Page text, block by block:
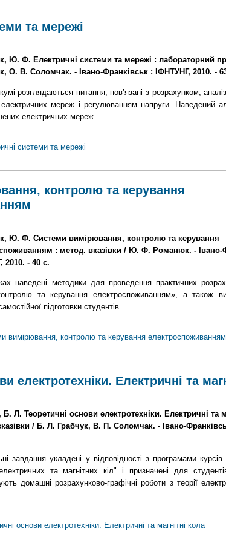
та мережі
Ю. Ф. Електричні системи та мережі : лабораторний
О. В. Соломчак. - Івано-Франківськ : ІФНТУНГ, 2010. -
розглядаються питання, пов’язані з розрахунком,
мереж і регулюванням напруги. Наведений
електричних мереж.
системи та мережі
контролю та керування
Ю. Ф. Системи вимірювання, контролю та керування
: метод. вказівки / Ю. Ф. Романюк. - Івано-
2010. - 40 с.
наведені методики для проведення практичних
та керування електроспоживанням», а також
підготовки студентів.
вимірювання, контролю та керування електроспоживанням
електротехніки. Електричні та
Б. Л. Теоретичні основи електротехніки. Електричні та
/ Б. Л. Грабчук, В. П. Соломчак. - Івано-
завдання укладені у відповідності з програмами
та магнітних кіл" і призначені для
домашні розрахунково-графічні роботи з теорії
основи електротехніки. Електричні та магнітні кола